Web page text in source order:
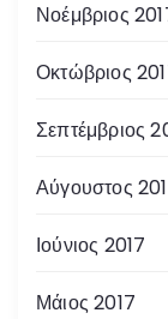
Νοέμβριος
Οκτώβριος
Σεπτέμβριος
Αύγουστος
Ιούνιος 2017
Μάιος 2017